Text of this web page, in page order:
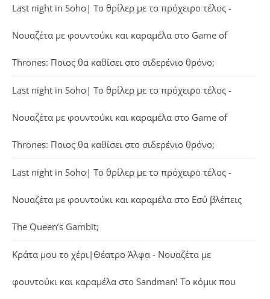
Last night in Soho| Το θρίλερ με το πρόχειρο τέλος -
Νουαζέτα με φουντούκι και καραμέλα στο Game of
Thrones: Ποιος θα καθίσει στο σιδερένιο θρόνο;
Last night in Soho| Το θρίλερ με το πρόχειρο τέλος -
Νουαζέτα με φουντούκι και καραμέλα στο Game of
Thrones: Ποιος θα καθίσει στο σιδερένιο θρόνο;
Last night in Soho| Το θρίλερ με το πρόχειρο τέλος -
Νουαζέτα με φουντούκι και καραμέλα στο Εσύ βλέπεις
The Queen’s Gambit;
Κράτα μου το χέρι|Θέατρο Άλφα - Νουαζέτα με
φουντούκι και καραμέλα στο Sandman! Το κόμικ που